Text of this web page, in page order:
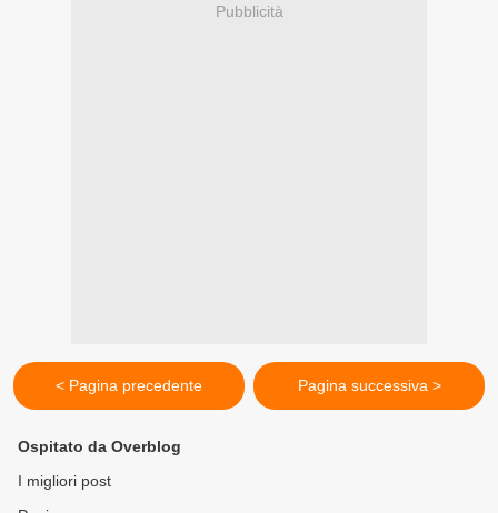
Pubblicità
< Pagina precedente Pagina successiva >
Ospitato da Overblog
I migliori post